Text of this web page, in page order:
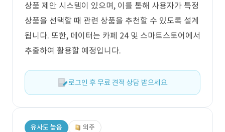
상품 제안 시스템이 있으며, 이를 통해 사용자가 특정
상품을 선택할 때 관련 상품을 추천할 수 있도록 설계
됩니다. 또한, 데이터는 카페 24 및 스마트스토어에서
추출하여 활용할 예정입니다.
로그인 후 무료 견적 상담 받으세요.
유사도 높음 외주